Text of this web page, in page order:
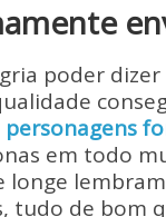
poder
personagens
em todo
tudo de bom